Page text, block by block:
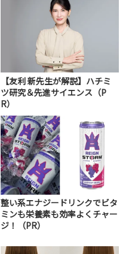
【友利 新先生が解説】ハチミ
ツ研究＆先進サイエンス（P
R）
整い系エナジードリンクでビタ
ミンも栄養素も効率よくチャー
ジ！（PR）